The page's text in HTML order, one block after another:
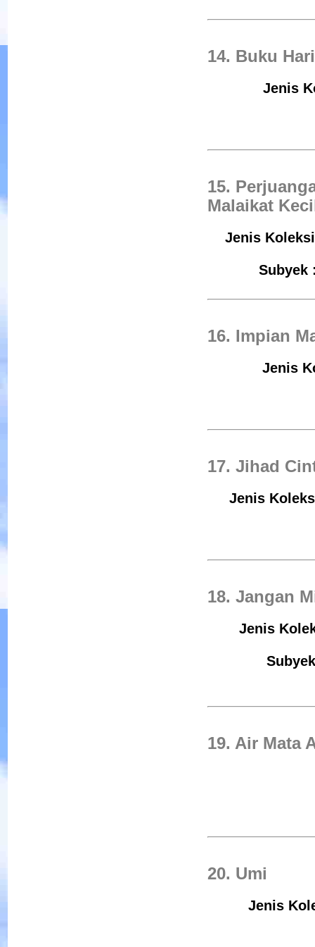
14. Buku
Jenis
15.
Malaikat
Jenis
Subyek
16. Impian
Jenis
17. Jihad
Jenis
18. Jangan
Jenis
19. Air Mata
20. Umi
Jenis